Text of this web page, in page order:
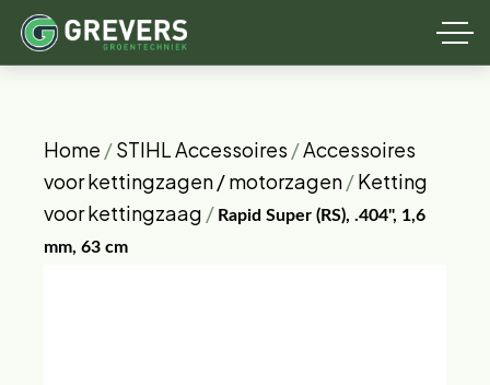
Home /STIHL Accessoires /Accessoires
voor kettingzagen / motorzagen/Ketting
voor kettingzaag / Rapid Super (RS), .404", 1,6
mm, 63 cm